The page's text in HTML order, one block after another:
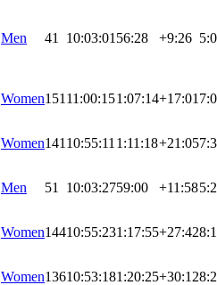
Men 41 10:03:01 56:28 +9:26
Women151 11:00:151:07:14+17:01
Women141 10:55:11 1:11:18+21:05
Men 51 10:03:2759:00 +11:58
Women14410:55:231:17:55+27:42
Women13610:53:181:20:25+30:12